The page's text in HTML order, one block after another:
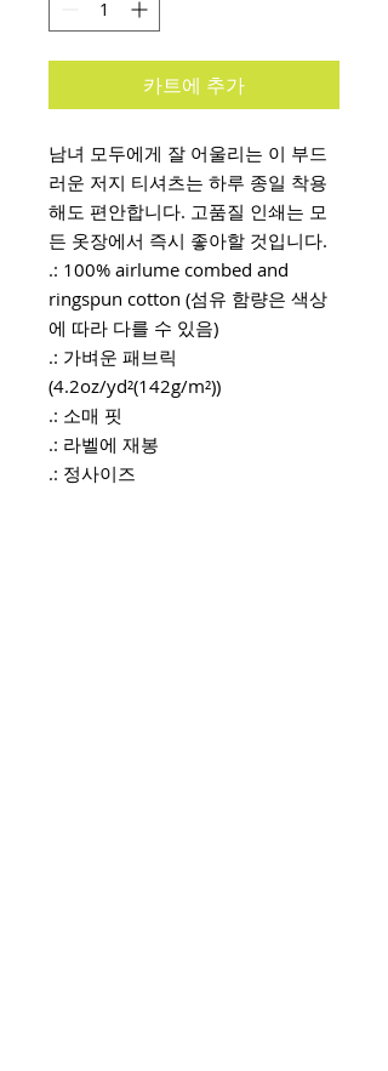
카트에 추가
남녀 모두에게 잘 어울리는 이 부드
러운 저지 티셔츠는 하루 종일 착용
해도 편안합니다. 고품질 인쇄는 모
든 옷장에서 즉시 좋아할 것입니다.
.: 100% airlume combed and
ringspun cotton (섬유 함량은 색상
에 따라 다를 수 있음)
.: 가벼운 패브릭
(4.2oz/yd²(142g/m²))
.: 소매 핏
.: 라벨에 재봉
.: 정사이즈